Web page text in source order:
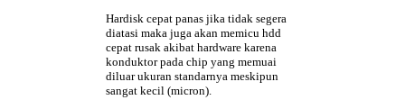
Hardisk cepat panas jika tidak segera
diatasi maka juga akan memicu hdd
cepat rusak akibat hardware karena
konduktor pada chip yang memuai
diluar ukuran standarnya meskipun
sangat kecil (micron).